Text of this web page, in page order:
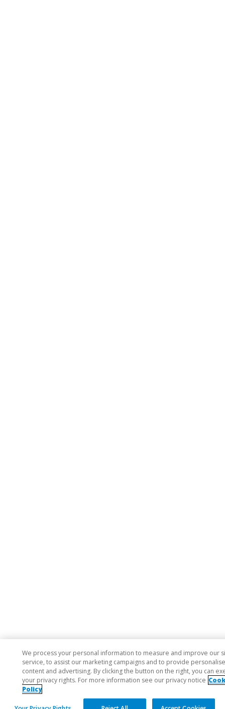
We process your personal information to measure and improve our
service, to assist our marketing campaigns and to provide
content and advertising. By clicking the button on the right, you can
your privacy rights. For more information see our privacy notice
Policy